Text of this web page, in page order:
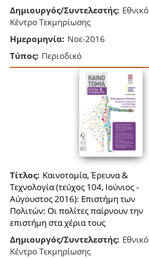
Δημιουργός/Συντελεστής: Εθνικό
Κέντρο Τεκμηρίωσης
Ημερομηνία: Νοε-2016
Τύπος: Περιοδικό
Τίτλος: Kαινοτομία, Έρευνα &
Τεχνολογία (τεύχος 104, Ιούνιος -
Αύγουστος 2016): Επιστήμη των
Πολιτών: Οι πολίτες παίρνουν την
επιστήμη στα χέρια τους
Δημιουργός/Συντελεστής: Εθνικό
Κέντρο Τεκμηρίωσης